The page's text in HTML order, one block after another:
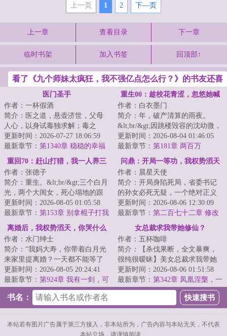
上一页 1 2 下—页
上一章 查看目录 下一章
临时书架 加入书签 回顶部↑
看了《九个师妹太疯狂，我不强亿点怎么行？》的书友还喜
欢看
医门圣手
作者：一杯假酒
简介：医之道，悬壶济世，父母
人心，以身试毒独求解；毒之
道，损有余而补不足，是故虚胜
实，不足胜有余。...
更新时间：2026-07-27 18:06:59
最新章节： 第1340章 稳稳的幸福
重生00：趁校花青涩，忽悠她喊
老公
作者：白衣墨门
简介：年，破产清算的雨夜。
&lt;br/&gt;因跳楼毁容的沈幼微，
将手里仅有的几张百元纸币死死
塞进林阳手里...
更新时间：2026-08-04 01:46:05
最新章节： 第181章 两百万
重回70：赶山打猎，我一人养三
作者：张德子
简介：重生。&lt;br/&gt;三个白月
光，两个大闺女，死心塌地的跟
着自己。&lt;br/&gt;不给她们养的
白白胖胖...
更新时间：2026-08-05 01:05:58
最新章节： 第153章 别拿棍子打我
了
问鼎：开局一等功，我权势滔天
作者：晨星天使
简介：开局身陷死局，省委书记
的孙女必死无疑，一个绝对正义
的警察，要如何踏上权力巅峰？...
更新时间：2026-08-06 12:30:09
最新章节： 第二百七十二章 修改
离婚后，我权势滔天，你哭什么
作者：水门绅士
简介：“我妈大寿，你带着白月光
来家里提离婚？一天都不能等了
吗？”“是！”“好，今日我们恩断义
绝！”...
更新时间：2026-08-05 20:24:41
最新章节： 第924章 我有一剑，可
女总裁求我带她修仙？
作者：五杯咖啡
简介：【杀伐果断，全文暴爽，
很纯很暧昧】美女总裁求我带她
双修，征服全世界！&lt;br/&gt;解
石工林凡得...
更新时间：2026-08-06 01:51:58
最新章节： 第342章 凤凰涅槃，一
朝冲天！
书名：
本站若有图片广告属于第三方接入，非本站所为，广告内容与本站无关，不代表
本站立场，请谨慎阅读。